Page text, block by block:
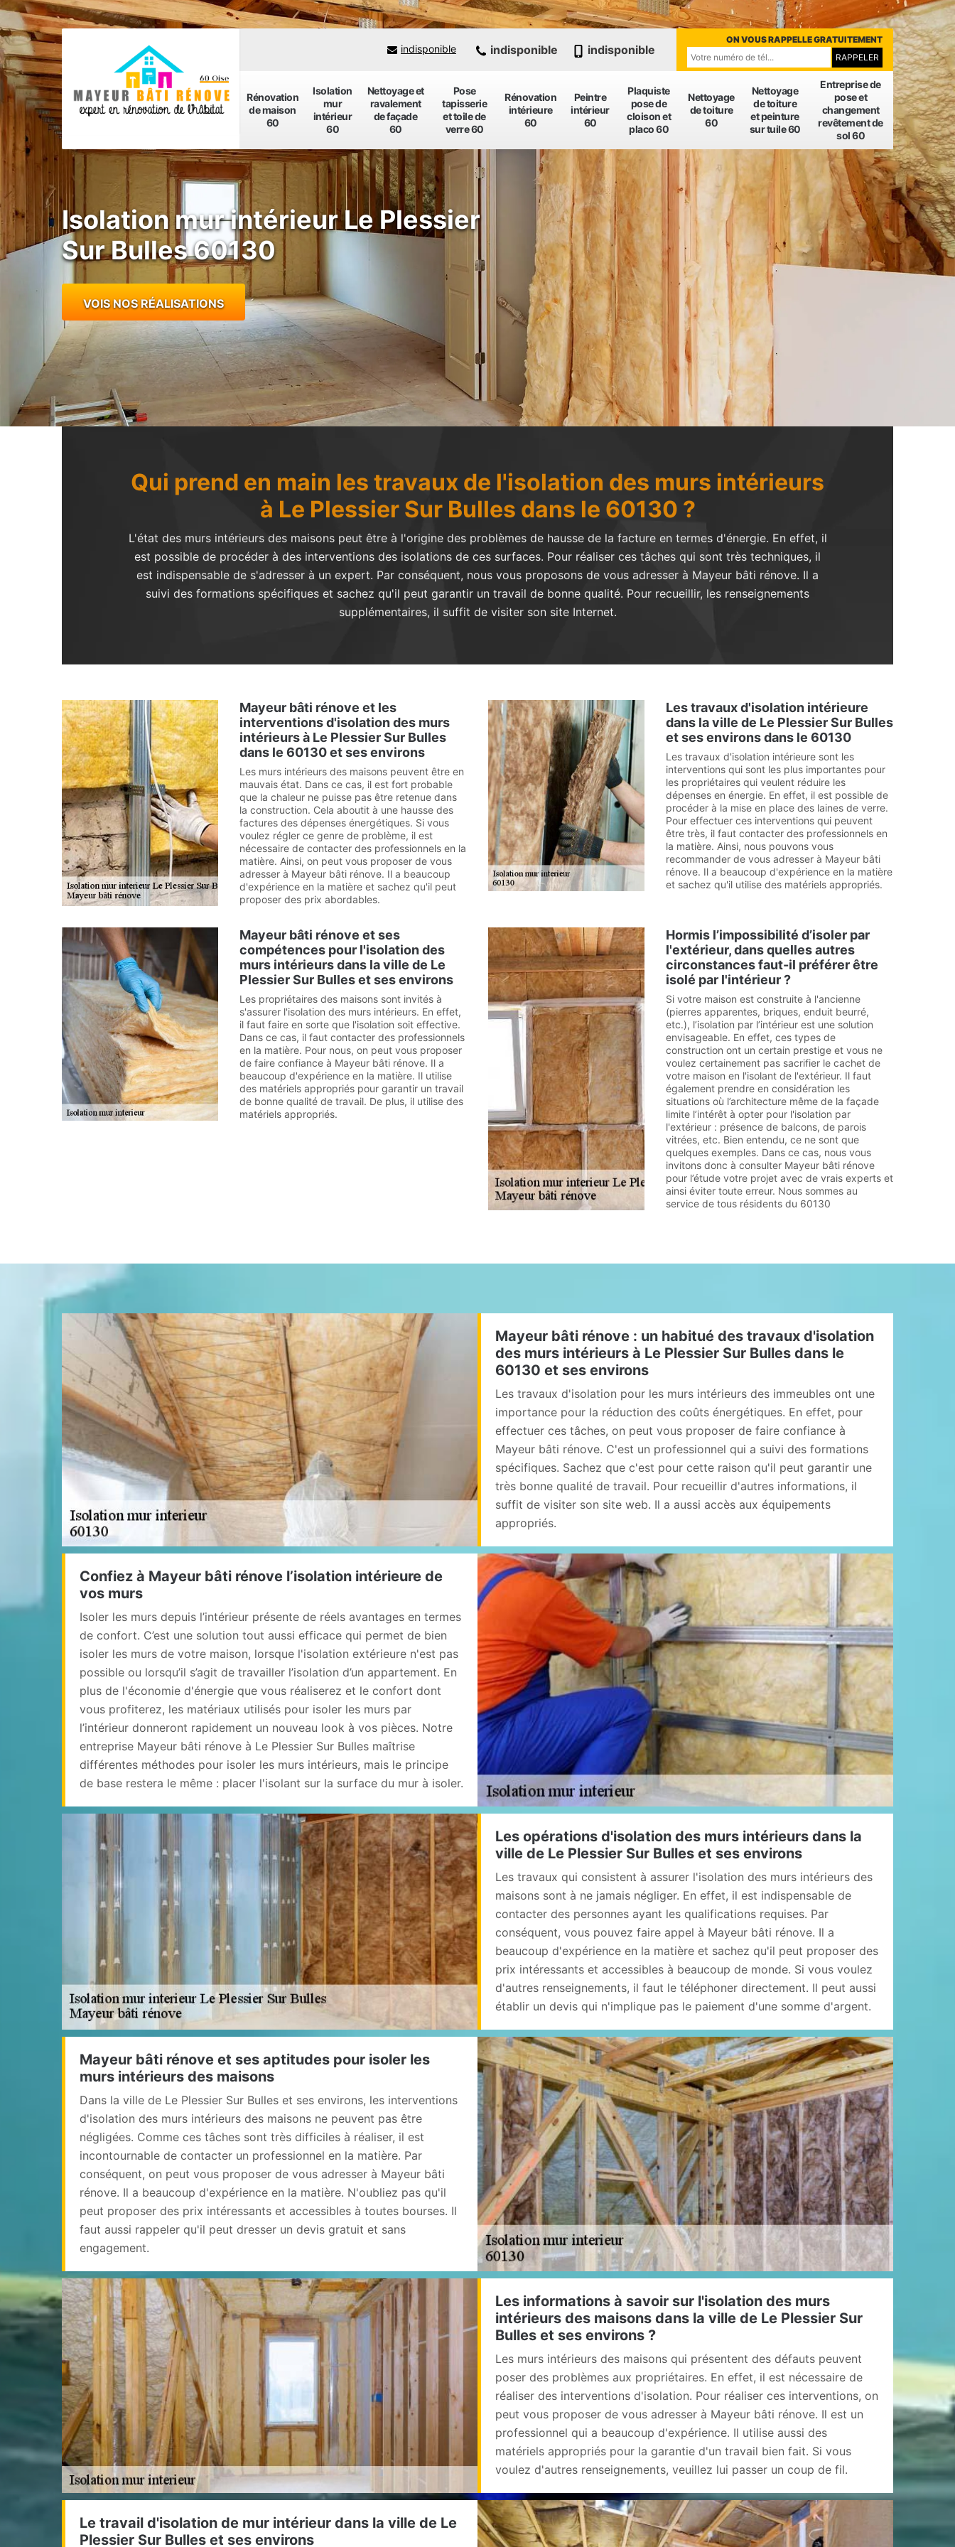
Rénovation
de maison
60
Isolation
mur
intérieur
60
Nettoyage et
ravalement
de façade
60
Pose
tapisserie
et toile de
verre 60
Rénovation
intérieure
60
Peintre
intérieur
60
Plaquiste
pose de
cloison et
placo 60
Nettoyage
de toiture
60
Nettoyage
de toiture
et peinture
sur tuile 60
Entreprise de
pose et
changement
revêtement de
sol 60
indisponible indisponible indisponible
ON VOUS RAPPELLE GRATUITEMENT
Isolation mur intérieur Le Plessier
Sur Bulles 60130
VOIS NOS RÉALISATIONS
Qui prend en main les travaux de l'isolation des murs intérieurs
à Le Plessier Sur Bulles dans le 60130 ?
L'état des murs intérieurs des maisons peut être à l'origine des problèmes de hausse de la facture en termes d'énergie. En effet, il
est possible de procéder à des interventions des isolations de ces surfaces. Pour réaliser ces tâches qui sont très techniques, il
est indispensable de s'adresser à un expert. Par conséquent, nous vous proposons de vous adresser à Mayeur bâti rénove. Il a
suivi des formations spécifiques et sachez qu'il peut garantir un travail de bonne qualité. Pour recueillir, les renseignements
supplémentaires, il suffit de visiter son site Internet.
Mayeur bâti rénove et les
interventions d'isolation des murs
intérieurs à Le Plessier Sur Bulles
dans le 60130 et ses environs
Les murs intérieurs des maisons peuvent être en
mauvais état. Dans ce cas, il est fort probable
que la chaleur ne puisse pas être retenue dans
la construction. Cela aboutit à une hausse des
factures des dépenses énergétiques. Si vous
voulez régler ce genre de problème, il est
nécessaire de contacter des professionnels en la
matière. Ainsi, on peut vous proposer de vous
adresser à Mayeur bâti rénove. Il a beaucoup
d'expérience en la matière et sachez qu'il peut
proposer des prix abordables.
Les travaux d'isolation intérieure
dans la ville de Le Plessier Sur Bulles
et ses environs dans le 60130
Les travaux d'isolation intérieure sont les
interventions qui sont les plus importantes pour
les propriétaires qui veulent réduire les
dépenses en énergie. En effet, il est possible de
procéder à la mise en place des laines de verre.
Pour effectuer ces interventions qui peuvent
être très, il faut contacter des professionnels en
la matière. Ainsi, nous pouvons vous
recommander de vous adresser à Mayeur bâti
rénove. Il a beaucoup d'expérience en la matière
et sachez qu'il utilise des matériels appropriés.
Mayeur bâti rénove et ses
compétences pour l'isolation des
murs intérieurs dans la ville de Le
Plessier Sur Bulles et ses environs
Les propriétaires des maisons sont invités à
s'assurer l'isolation des murs intérieurs. En effet,
il faut faire en sorte que l'isolation soit effective.
Dans ce cas, il faut contacter des professionnels
en la matière. Pour nous, on peut vous proposer
de faire confiance à Mayeur bâti rénove. Il a
beaucoup d'expérience en la matière. Il utilise
des matériels appropriés pour garantir un travail
de bonne qualité de travail. De plus, il utilise des
matériels appropriés.
Hormis l’impossibilité d’isoler par
l'extérieur, dans quelles autres
circonstances faut-il préférer être
isolé par l'intérieur ?
Si votre maison est construite à l'ancienne
(pierres apparentes, briques, enduit beurré,
etc.), l’isolation par l’intérieur est une solution
envisageable. En effet, ces types de
construction ont un certain prestige et vous ne
voulez certainement pas sacrifier le cachet de
votre maison en l'isolant de l'extérieur. Il faut
également prendre en considération les
situations où l’architecture même de la façade
limite l’intérêt à opter pour l'isolation par
l'extérieur : présence de balcons, de parois
vitrées, etc. Bien entendu, ce ne sont que
quelques exemples. Dans ce cas, nous vous
invitons donc à consulter Mayeur bâti rénove
pour l’étude votre projet avec de vrais experts et
ainsi éviter toute erreur. Nous sommes au
service de tous résidents du 60130
Mayeur bâti rénove : un habitué des travaux d'isolation
des murs intérieurs à Le Plessier Sur Bulles dans le
60130 et ses environs
Les travaux d'isolation pour les murs intérieurs des immeubles ont une
importance pour la réduction des coûts énergétiques. En effet, pour
effectuer ces tâches, on peut vous proposer de faire confiance à
Mayeur bâti rénove. C'est un professionnel qui a suivi des formations
spécifiques. Sachez que c'est pour cette raison qu'il peut garantir une
très bonne qualité de travail. Pour recueillir d'autres informations, il
suffit de visiter son site web. Il a aussi accès aux équipements
appropriés.
Confiez à Mayeur bâti rénove l’isolation intérieure de
vos murs
Isoler les murs depuis l’intérieur présente de réels avantages en termes
de confort. C’est une solution tout aussi efficace qui permet de bien
isoler les murs de votre maison, lorsque l'isolation extérieure n'est pas
possible ou lorsqu’il s’agit de travailler l’isolation d’un appartement. En
plus de l'économie d'énergie que vous réaliserez et le confort dont
vous profiterez, les matériaux utilisés pour isoler les murs par
l’intérieur donneront rapidement un nouveau look à vos pièces. Notre
entreprise Mayeur bâti rénove à Le Plessier Sur Bulles maîtrise
différentes méthodes pour isoler les murs intérieurs, mais le principe
de base restera le même : placer l'isolant sur la surface du mur à isoler.
Les opérations d'isolation des murs intérieurs dans la
ville de Le Plessier Sur Bulles et ses environs
Les travaux qui consistent à assurer l'isolation des murs intérieurs des
maisons sont à ne jamais négliger. En effet, il est indispensable de
contacter des personnes ayant les qualifications requises. Par
conséquent, vous pouvez faire appel à Mayeur bâti rénove. Il a
beaucoup d'expérience en la matière et sachez qu'il peut proposer des
prix intéressants et accessibles à beaucoup de monde. Si vous voulez
d'autres renseignements, il faut le téléphoner directement. Il peut aussi
établir un devis qui n'implique pas le paiement d'une somme d'argent.
Mayeur bâti rénove et ses aptitudes pour isoler les
murs intérieurs des maisons
Dans la ville de Le Plessier Sur Bulles et ses environs, les interventions
d'isolation des murs intérieurs des maisons ne peuvent pas être
négligées. Comme ces tâches sont très difficiles à réaliser, il est
incontournable de contacter un professionnel en la matière. Par
conséquent, on peut vous proposer de vous adresser à Mayeur bâti
rénove. Il a beaucoup d'expérience en la matière. N'oubliez pas qu'il
peut proposer des prix intéressants et accessibles à toutes bourses. Il
faut aussi rappeler qu'il peut dresser un devis gratuit et sans
engagement.
Les informations à savoir sur l'isolation des murs
intérieurs des maisons dans la ville de Le Plessier Sur
Bulles et ses environs ?
Les murs intérieurs des maisons qui présentent des défauts peuvent
poser des problèmes aux propriétaires. En effet, il est nécessaire de
réaliser des interventions d'isolation. Pour réaliser ces interventions, on
peut vous proposer de vous adresser à Mayeur bâti rénove. Il est un
professionnel qui a beaucoup d'expérience. Il utilise aussi des
matériels appropriés pour la garantie d'un travail bien fait. Si vous
voulez d'autres renseignements, veuillez lui passer un coup de fil.
Le travail d'isolation de mur intérieur dans la ville de Le
Plessier Sur Bulles et ses environs